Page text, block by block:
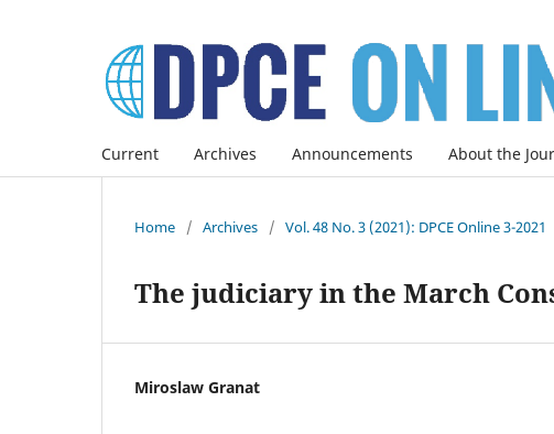
Current Archives Announcements About the
Home / Archives / Vol. 48 No. 3 (2021): DPCE Online 3-2021
The judiciary in the March
Miroslaw Granat